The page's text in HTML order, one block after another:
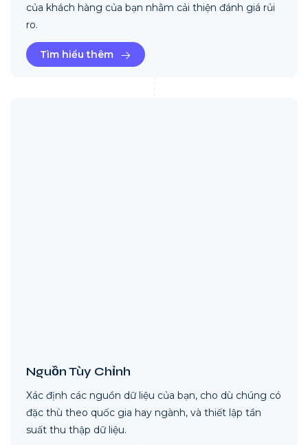
của khách hàng của bạn nhằm cải thiện đánh giá rủi
ro.
Tìm hiểu thêm
Nguồn Tùy Chỉnh
Xác định các nguồn dữ liệu của bạn, cho dù chúng có
đặc thù theo quốc gia hay ngành, và thiết lập tần
suất thu thập dữ liệu.